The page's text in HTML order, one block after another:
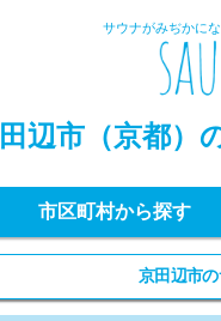
サウナがみぢかに
辺市 （京都）
市区町村から探す
京田辺市